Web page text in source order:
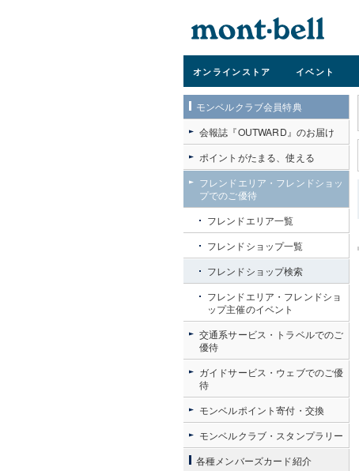
オンラインストア イベント
モンベルクラブ会員特典
会報誌『OUTWARD』のお届け
ポイントがたまる、使える
フレンドエリア・フレンドショッ
プでのご優待
フレンドエリア一覧
フレンドショップ一覧
フレンドショップ検索
フレンドエリア・フレンドショ
ップ主催のイベント
交通系サービス・トラベルでのご
優待
ガイドサービス・ウェブでのご優
待
モンベルポイント寄付・交換
モンベルクラブ・スタンプラリー
各種メンバーズカード紹介